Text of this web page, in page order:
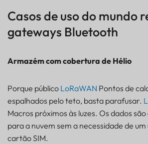
Casos de uso do mundo
gateways Bluetooth
Armazém com cobertura de Hélio
Porque público LoRaWAN Pontos de
espalhados pelo teto, basta parafusar.
Macros próximos às luzes. Os dados
para a nuvem sem a necessidade de um
cartão SIM.